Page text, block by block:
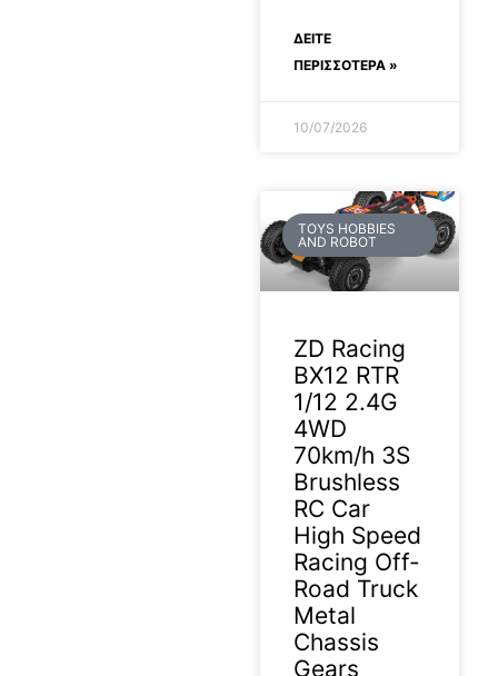
ΔΕΊΤΕ
ΠΕΡΙΣΣΟΤΕΡΑ »
10/07/2026
TOYS HOBBIES
AND ROBOT
ZD Racing
BX12 RTR
1/12 2.4G
4WD
70km/h 3S
Brushless
RC Car
High Speed
Racing Off-
Road Truck
Metal
Chassis
Gears